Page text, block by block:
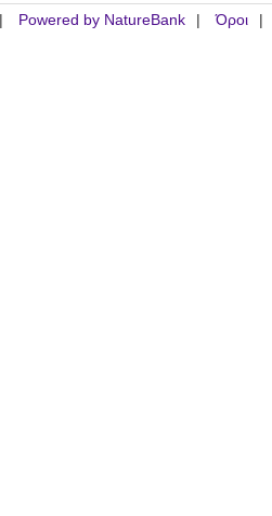
Powered by NatureBank Όροι